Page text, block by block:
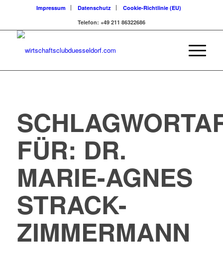
Impressum Datenschutz
Cookie-Richtlinie (EU)
Telefon: +49 211 86322686
FÜR: DR.
MARIE-AGNES
STRACK-
ZIMMERMANN